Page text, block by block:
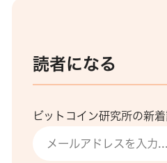
読者になる
ビットコイン研究所の新